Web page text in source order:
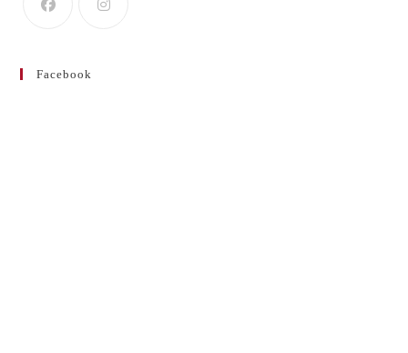
Facebook